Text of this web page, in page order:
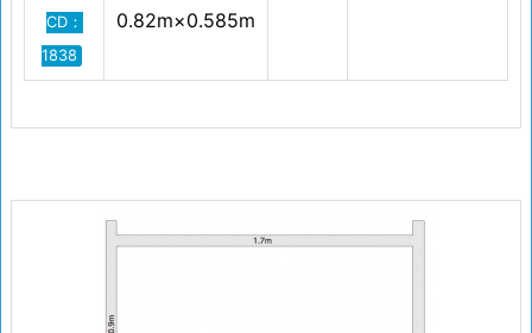
CD：
1838
0.82m×0.585m